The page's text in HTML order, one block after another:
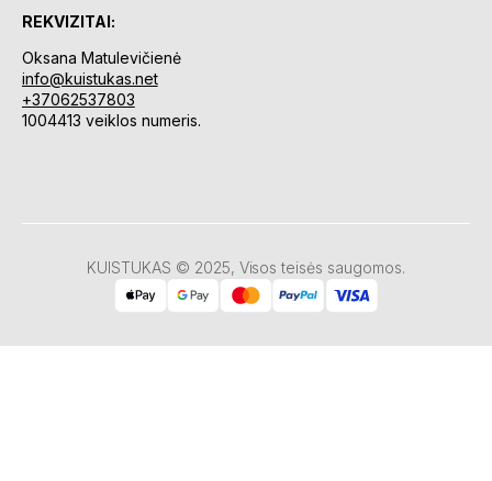
REKVIZITAI:
Oksana Matulevičienė
info@kuistukas.net
+37062537803
1004413 veiklos numeris.
KUISTUKAS © 2025, Visos teisės saugomos.